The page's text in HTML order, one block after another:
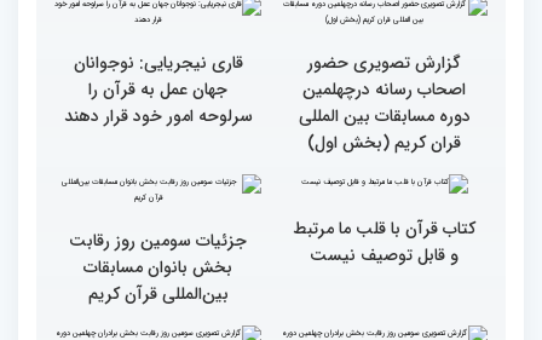
پررنگ کودکان و نوجوانان در
چهلمین دوره مسابقات بین
المللی قرآن کریم(بخش
اول)
اصحاب رسانه درچهلمین
دوره مسابقات بین المللی
قران کریم (بخش دوم)
گزارش تصویری حضور
اصحاب رسانه درچهلمین
قران کریم (بخش اول)
قاری نیجریایی: نوجوانان
جهان عمل به قرآن را
سرلوحه امور خود قرار دهند